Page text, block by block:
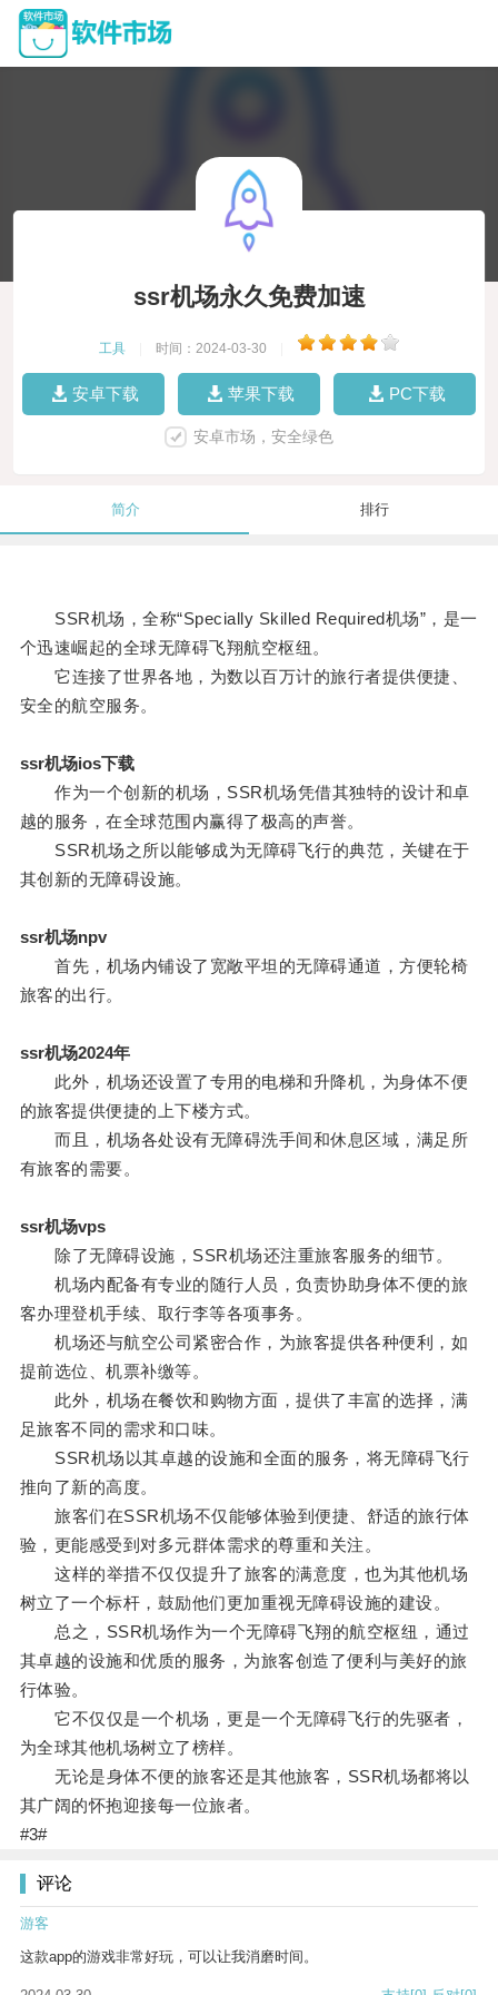
ssr机场永久免费加速
工具 时间：2024-03-30
安卓下载 苹果下载 PC下载
安卓市场，安全绿色
简介 排行
SSR机场，全称“Specially Skilled Required机场”，是一
个迅速崛起的全球无障碍飞翔航空枢纽。
它连接了世界各地，为数以百万计的旅行者提供便捷、
安全的航空服务。
ssr机场ios下载
作为一个创新的机场，SSR机场凭借其独特的设计和卓
越的服务，在全球范围内赢得了极高的声誉。
SSR机场之所以能够成为无障碍飞行的典范，关键在于
其创新的无障碍设施。
ssr机场npv
首先，机场内铺设了宽敞平坦的无障碍通道，方便轮椅
旅客的出行。
ssr机场2024年
此外，机场还设置了专用的电梯和升降机，为身体不便
的旅客提供便捷的上下楼方式。
而且，机场各处设有无障碍洗手间和休息区域，满足所
有旅客的需要。
ssr机场vps
除了无障碍设施，SSR机场还注重旅客服务的细节。
机场内配备有专业的随行人员，负责协助身体不便的旅
客办理登机手续、取行李等各项事务。
机场还与航空公司紧密合作，为旅客提供各种便利，如
提前选位、机票补缴等。
此外，机场在餐饮和购物方面，提供了丰富的选择，满
足旅客不同的需求和口味。
SSR机场以其卓越的设施和全面的服务，将无障碍飞行
推向了新的高度。
旅客们在SSR机场不仅能够体验到便捷、舒适的旅行体
验，更能感受到对多元群体需求的尊重和关注。
这样的举措不仅仅提升了旅客的满意度，也为其他机场
树立了一个标杆，鼓励他们更加重视无障碍设施的建设。
总之，SSR机场作为一个无障碍飞翔的航空枢纽，通过
其卓越的设施和优质的服务，为旅客创造了便利与美好的旅
行体验。
它不仅仅是一个机场，更是一个无障碍飞行的先驱者，
为全球其他机场树立了榜样。
无论是身体不便的旅客还是其他旅客，SSR机场都将以
其广阔的怀抱迎接每一位旅者。
#3#
评论
游客
这款app的游戏非常好玩，可以让我消磨时间。